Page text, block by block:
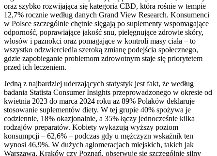
oraz szybko rozwijająca się kategoria CBD, która rośnie w tempie
12,7% rocznie według danych Grand View Research. Konsumenci
w Polsce szczególnie chętnie sięgają po suplementy wspomagające
odporność, poprawiające jakość snu, pielęgnujące zdrowie skóry,
włosów i paznokci oraz pomagające w kontroli masy ciała – to
wszystko odzwierciedla szeroką zmianę podejścia społecznego,
gdzie zapobieganie problemom zdrowotnym staje się priorytetem
przed ich leczeniem.
Jedną z najbardziej uderzających statystyk jest fakt, że według
badania Statista Consumer Insights przeprowadzonego w okresie od
kwietnia 2023 do marca 2024 roku aż 89% Polaków deklaruje
stosowanie suplementów diety. W tej grupie 40% spożywa je
codziennie, 18% okazjonalnie, a 35% łączy jednocześnie kilka
rodzajów preparatów. Kobiety wykazują wyższy poziom
konsumpcji – 62,6% – podczas gdy u mężczyzn wskaźnik ten
wynosi 46,9%. W dużych aglomeracjach miejskich, takich jak
Warszawa, Kraków czy Poznań, obserwuje się szczególnie silny